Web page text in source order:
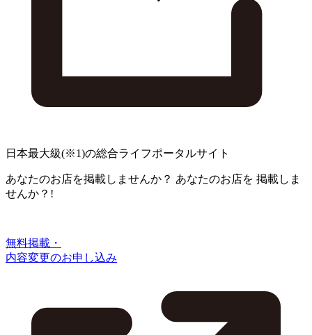
日本最大級(※1)の総合ライフポータルサイト
あなたのお店を掲載しませんか？ あなたのお店を 掲載しま
せんか？!
無料掲載・
内容変更のお申し込み